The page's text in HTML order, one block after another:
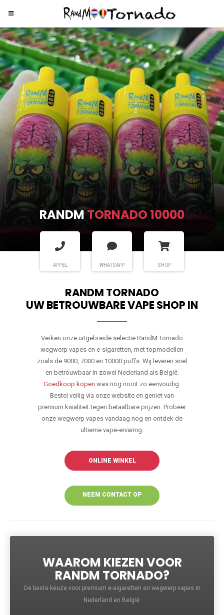
RANDMTORNADO 10000
APPEL WHATSAPP SHOP
RANDM TORNADO
UW BETROUWBARE VAPE SHOP IN
Verken onze uitgebreide selectie RandM Tornado
wegwerp vapes en e-sigaretten, met topmodellen
zoals de 9000, 7000 en 10000 puffs. Wij leveren snel
en betrouwbaar in zowel Nederland als België.
Goedkoop kopen was nog nooit zo eenvoudig.
Bestel veilig via onze website en geniet van
premium kwaliteit tegen betaalbare prijzen. Probeer
onze wegwerp vapes vandaag nog en ontdek de
ultieme vape-ervaring.
ONLINE WINKEL
NEEM CONTACT OP
WAAROM KIEZEN VOOR
RANDM TORNADO?
De beste keuze voor premium e-sigaretten en wegwerp vapes in
Nederland en België.